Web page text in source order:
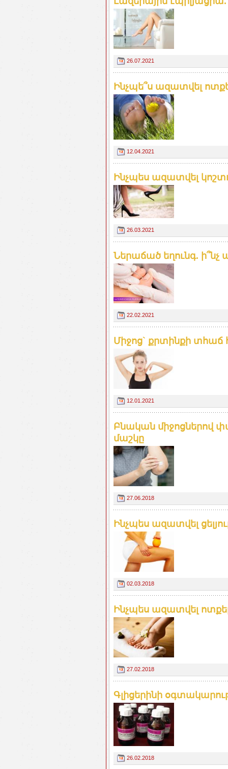
26.07.2021
Ինչպե՞ս ազատվել
12.04.2021
Ինչպես ազատվել
26.03.2021
Ներաճած եղունգ. ի՞նչ
22.02.2021
Միջոց` քրտինքի տհաճ
12.01.2021
Բնական միջոցներով
մաշկը
27.06.2018
Ինչպես ազատվել
02.03.2018
Ինչպես ազատվել
27.02.2018
Գլիցերինի
26.02.2018